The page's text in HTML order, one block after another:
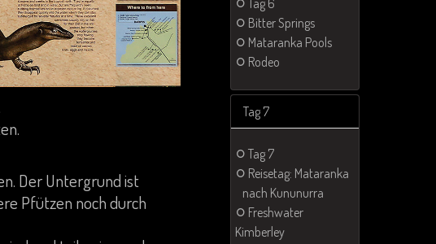
Der Untergrund ist
Pfützen noch durch
Tag 6
Bitter Springs
Mataranka Pools
Rodeo
Tag 7
Tag 7
Reisetag: Mataranka
nach Kununurra
Freshwater
Kimberley